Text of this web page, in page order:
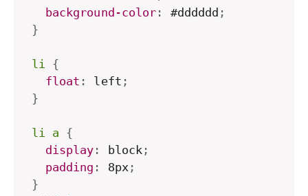
background-color : #dddddd ;
}
li
{
float : left ;
}
li a {
display : block ;
padding : 8px ;
}